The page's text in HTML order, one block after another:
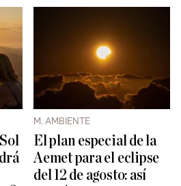
M. AMBIENTE
El plan especial de la
Aemet para el eclipse
del 12 de agosto: así